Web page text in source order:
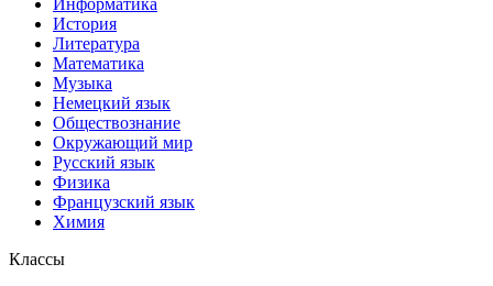
Информатика
История
Литература
Математика
Музыка
Немецкий язык
Обществознание
Окружающий мир
Русский язык
Физика
Французский язык
Химия
Классы